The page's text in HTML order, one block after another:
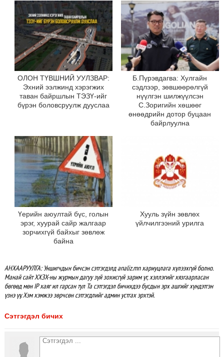
ОЛОН ТҮВШНИЙ УУЛЗВАР:
Эхний ээлжинд хэрэгжих
таван байршлын ТЭЗҮ-ийг
бүрэн боловсруулж дууслаа
Б.Пүрэвдагва: Хулгайн
сэдлээр, зөвшөөрөлгүй
нүүлгэн шилжүүлсэн
С.Зоригийн хөшөөг
өнөөдрийн дотор буцаан
байрлуулна
Үерийн аюултай бүс, голын
эрэг, хуурай сайр жалгаар
зорчихгүй байхыг зөвлөж
байна
Хууль зүйн зөвлөх
үйлчилгээний урилга
АНХААРУУЛГА: Уншигчдын бичсэн сэтгэгдэлд analiz.mn хариуцлага хүлээхгүй болно.
Манай сайт ХХЗХ-ны журмын дагуу зүй зохисгүй зарим үг, хэллэгийг хязгаарласан
бөгөөд мөн IP хаяг ил гарсан тул Та сэтгэгдэл бичихдээ бусдын эрх ашгийг хүндэтгэн
үзнэ үү. Хэм хэмжээ зөрчсөн сэтгэгдлийг админ устгах эрхтэй.
Сэтгэгдэл бичих